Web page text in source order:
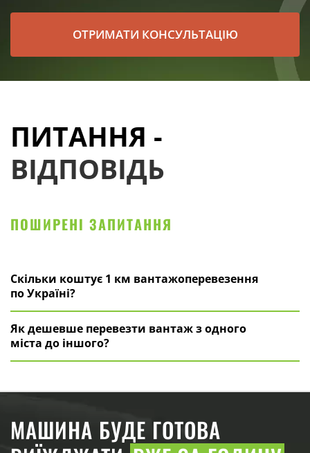
ОТРИМАТИ КОНСУЛЬТАЦІЮ
ПИТАННЯ -
ВІДПОВІДЬ
ПОШИРЕНІ ЗАПИТАННЯ
Скільки коштує 1 км вантажоперевезення
по Україні?
Як дешевше перевезти вантаж з одного
міста до іншого?
МАШИНА БУДЕ ГОТОВА